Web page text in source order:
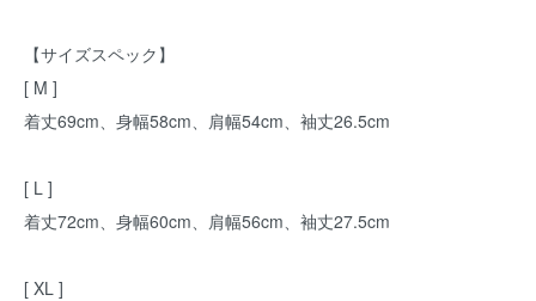
【サイズスペック】
[ M ]
着丈69cm、身幅58cm、肩幅54cm、袖丈26.5cm
[ L ]
着丈72cm、身幅60cm、肩幅56cm、袖丈27.5cm
[ XL ]